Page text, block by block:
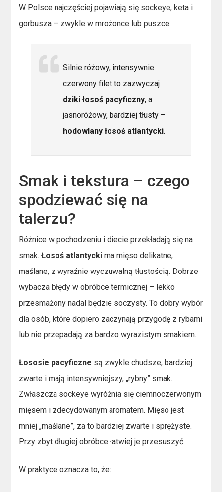
W Polsce najczęściej pojawiają się sockeye, keta i
gorbusza – zwykle w mrożonce lub puszce.
Silnie różowy, intensywnie
czerwony filet to zazwyczaj
dziki łosoś pacyficzny, a
jasnoróżowy, bardziej tłusty –
hodowlany łosoś atlantycki.
Smak i tekstura – czego
spodziewać się na
talerzu?
Różnice w pochodzeniu i diecie przekładają się na
smak.Łosoś atlantycki ma mięso delikatne,
maślane, z wyraźnie wyczuwalną tłustością. Dobrze
wybacza błędy w obróbce termicznej – lekko
przesmażony nadal będzie soczysty. To dobry wybór
dla osób, które dopiero zaczynają przygodę z rybami
lub nie przepadają za bardzo wyrazistym smakiem.
Łososie pacyficzne są zwykle chudsze, bardziej
zwarte i mają intensywniejszy, „rybny” smak.
Zwłaszcza sockeye wyróżnia się ciemnoczerwonym
mięsem i zdecydowanym aromatem. Mięso jest
mniej „maślane”, za to bardziej zwarte i sprężyste.
Przy zbyt długiej obróbce łatwiej je przesuszyć.
W praktyce oznacza to, że: